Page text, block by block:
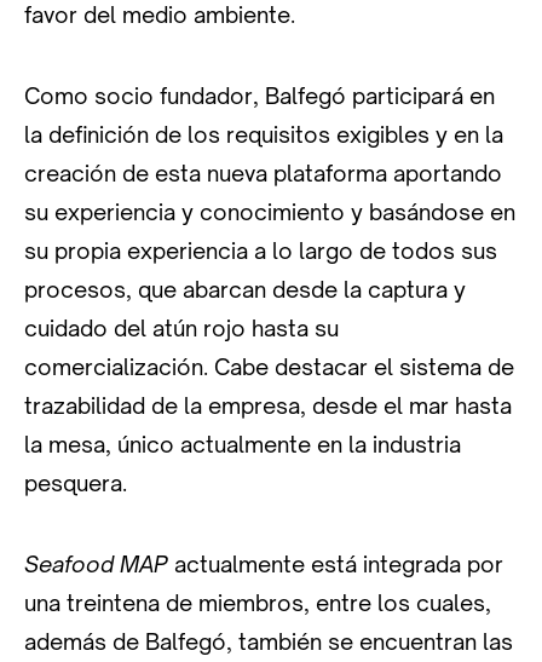
favor del medio ambiente.
Como socio fundador, Balfegó participará en
la definición de los requisitos exigibles y en la
creación de esta nueva plataforma aportando
su experiencia y conocimiento y basándose en
su propia experiencia a lo largo de todos sus
procesos, que abarcan desde la captura y
cuidado del atún rojo hasta su
comercialización. Cabe destacar el sistema de
trazabilidad de la empresa, desde el mar hasta
la mesa, único actualmente en la industria
pesquera.
Seafood MAP actualmente está integrada por
una treintena de miembros, entre los cuales,
además de Balfegó, también se encuentran las